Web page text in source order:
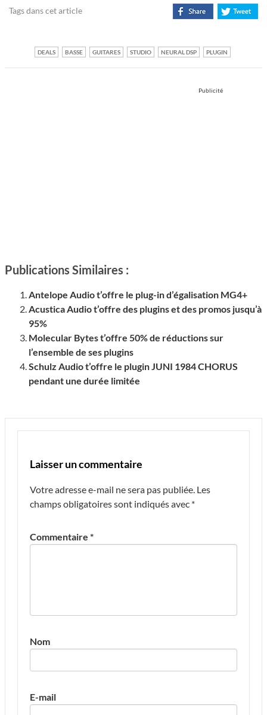
Tags dans cet article
DEALS BASSE GUITARES STUDIO NEURAL DSP PLUGIN
Publicité
Publications Similaires :
Antelope Audio t’offre le plug-in d’égalisation MG4+
Acustica Audio t’offre des plugins et des promos jusqu’à
95%
Molecular Bytes t’offre 50% de réductions sur
l’ensemble de ses plugins
Schulz Audio t’offre le plugin JUNI 1984 CHORUS
pendant une durée limitée
Laisser un commentaire
Votre adresse e-mail ne sera pas publiée. Les
champs obligatoires sont indiqués avec *
Commentaire *
Nom
E-mail